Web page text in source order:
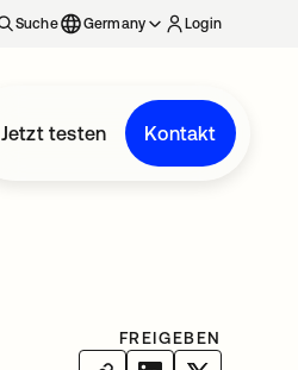
Suche Germany Login
Jetzt testen Kontakt
FREIGEBEN